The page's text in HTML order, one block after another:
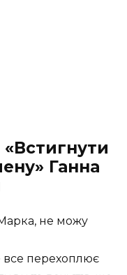
Ганна
не можу
все перехоплює